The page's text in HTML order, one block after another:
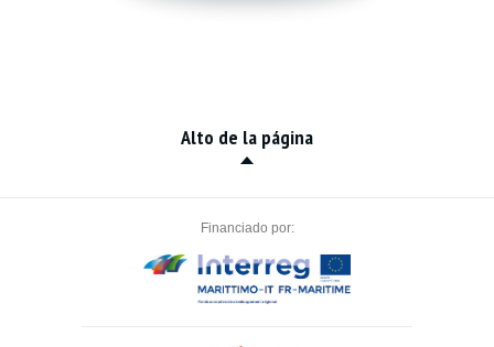
Alto de la página
Financiado por: